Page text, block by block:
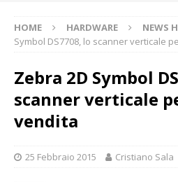
HOME HARDWARE NEWS
Symbol DS7708, lo scanner verticale
Zebra 2D Symbol
scanner verticale
vendita
25 Febbraio 2015 Cristiano Sala